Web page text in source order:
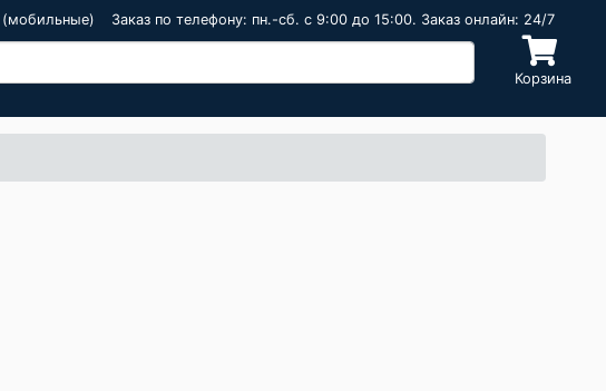
(мобильные) Заказ по телефону: пн.-сб. c 9:00 до 15:00. Заказ онлайн: 24/7
Корзина